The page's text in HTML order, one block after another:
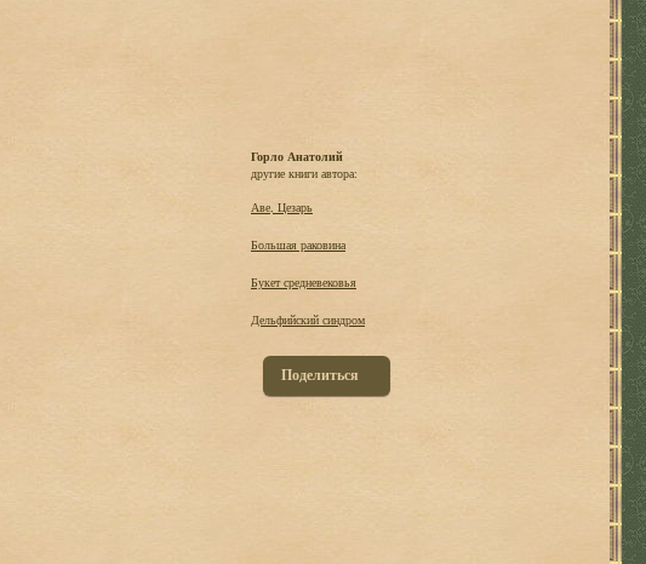
Горло Анатолий
другие книги автора:
Аве, Цезарь
Большая раковина
Букет средневековья
Дельфийский синдром
Поделиться